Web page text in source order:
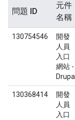
問題 ID
元件
名稱
130754546
開發
人員
入口
網站 -
Drupal
130368414
開發
人員
入口